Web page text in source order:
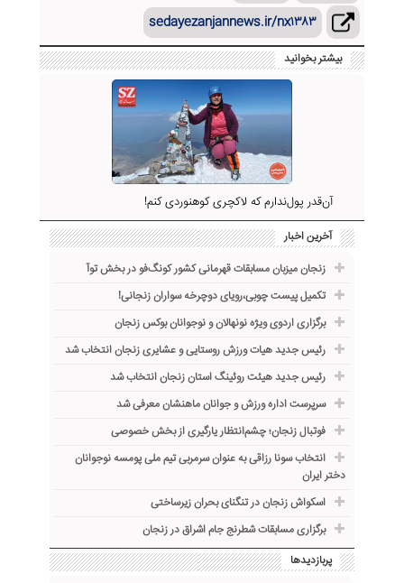
sedayezanjannews.ir/nx۱۳۸۳
بیشتر بخوانید
آن‌قدر پول‌ندارم که لاکچری کوهنوردی کنم!
آخرین اخبار
زنجان میزبان مسابقات قهرمانی کشور کونگ‌فو در بخش توآ
تکمیل پیست چوبی،رویای دوچرخه ‌سواران زنجانی!
برگزاری اردوی ویژه نونهالان و نوجوانان بوکس زنجان
رئیس جدید هیات ورزش روستایی و عشایری زنجان انتخاب شد
رئیس جدید هیئت روئینگ استان زنجان انتخاب شد
سرپرست اداره ورزش و جوانان ماهنشان معرفی شد
فوتبال زنجان؛ چشم‌انتظار یارگیری از بخش خصوصی
انتخاب سونا رزاقی به عنوان سرمربی تیم ملی پومسه نوجوانان
دختر ایران
اسکواش زنجان در تنگنای بحران زیرساختی
برگزاری مسابقات شطرنج جام اشراق در زنجان
پربازدیدها